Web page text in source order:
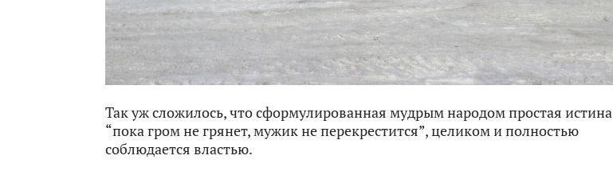
Так уж сложилось, что сформулированная мудрым народом простая истина
“пока гром не грянет, мужик не перекрестится”, целиком и полностью
соблюдается властью.